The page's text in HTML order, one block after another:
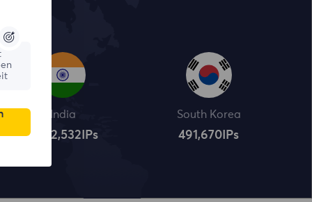
India
4,322,534 IPs
South Korea
491,672IPs